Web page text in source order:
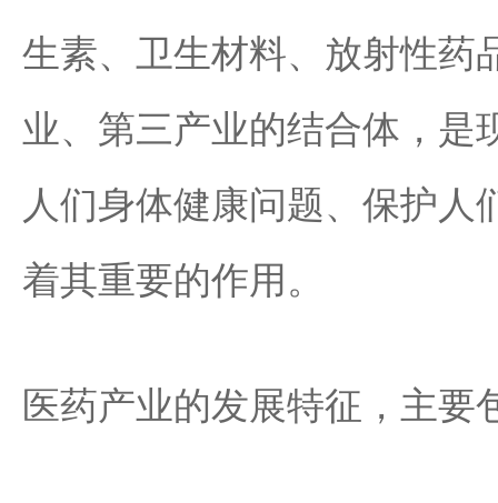
生素、卫生材料、放射性药
业、第三产业的结合体，是
人们身体健康问题、保护
着其重要的作用。
医药产业的发展特征，主要